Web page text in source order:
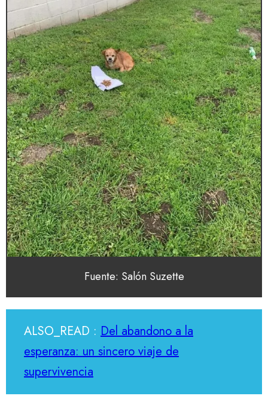
Fuente: Salón Suzette
ALSO_READ : Del abandono a la
esperanza: un sincero viaje de
supervivencia